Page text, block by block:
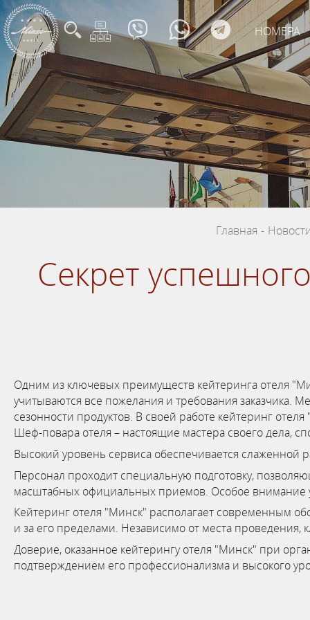
НОМЕРА
Главная - Новости
Секрет
Одним из ключевых преимуществ кейтеринга отеля
учитываются все пожелания и требования заказчика.
сезонности продуктов. В своей работе кейтеринг
Шеф-повара отеля – настоящие мастера своего дела,
Высокий уровень сервиса обеспечивается
Персонал проходит специальную подготовку,
масштабных официальных приемов. Особое внимание
Кейтеринг отеля "Минск" располагает современным
и за его пределами. Независимо от места проведения,
Доверие, оказанное кейтерингу отеля "Минск" при
подтверждением его профессионализма и высокого